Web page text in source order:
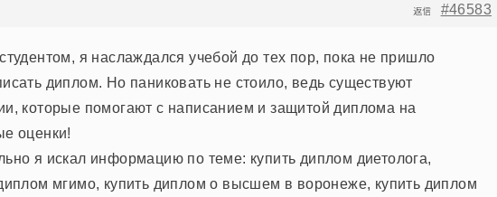
#46583
返信
я наслаждался учебой до тех пор, пока не пришло
диплом. Но паниковать не стоило, ведь существуют
которые помогают с написанием и защитой диплома на
оценки!
я искал информацию по теме: купить диплом диетолога,
мгимо, купить диплом о высшем в воронеже, купить диплом